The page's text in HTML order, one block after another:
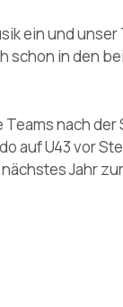
ein und
schon in den
nach
auf U43 vor
Jahr